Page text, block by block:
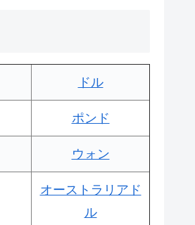
ドル
ポンド
ウォン
オーストラリアド
ル